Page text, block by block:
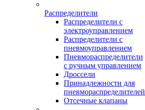
Распределители
Распределители с
электроуправлением
Распределители с
пневмоуправлением
Пневмораспределители
с ручным управлением
Дроссели
Принадлежности для
пневмораспределителей
Отсечные клапаны